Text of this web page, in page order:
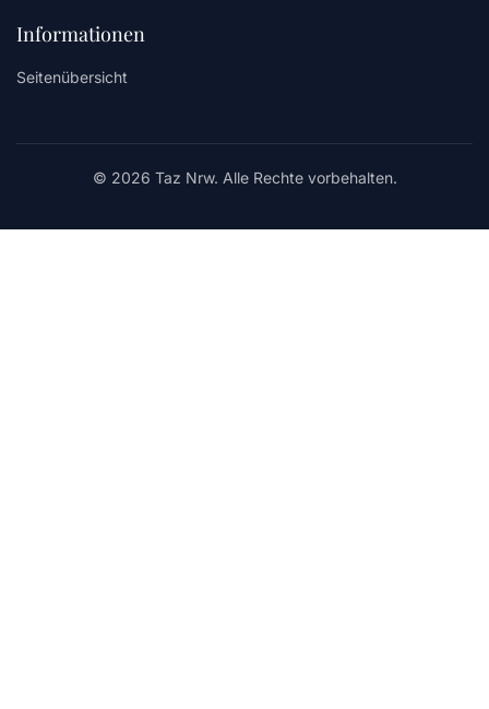
Informationen
Seitenübersicht
© 2026 Taz Nrw. Alle Rechte vorbehalten.